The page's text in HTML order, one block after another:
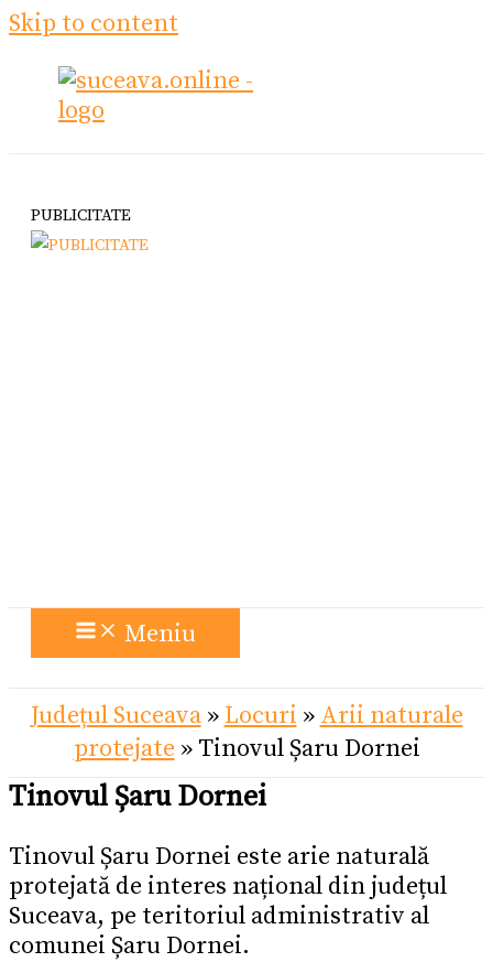
Skip to content
PUBLICITATE
Meniu
Județul Suceava» Locuri » Arii naturale
protejate » Tinovul Șaru Dornei
Tinovul Șaru Dornei
Tinovul Șaru Dornei este arie naturală
protejată de interes național din județul
Suceava, pe teritoriul administrativ al
comunei Șaru Dornei.